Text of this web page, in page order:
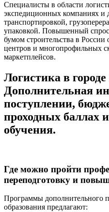
Специалисты в области
экспедиционных компаниях
транспортировкой,
упаковкой. Повышенный спрос
бумом строительства в
центров и многопрофильных
маркетплейсов.
Логистика в
Дополнительная
поступлении,
проходных баллах
обучения.
Где можно пройти
переподготовку и
Программы дополнительного
образования предлагают: